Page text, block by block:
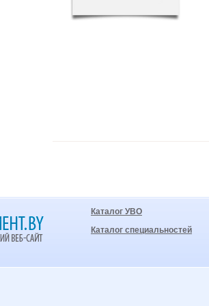
Каталог УВО
Каталог специальностей